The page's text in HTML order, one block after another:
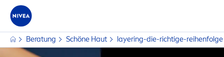
Beratung Schöne Haut layering-die-richtige-reihenfolge